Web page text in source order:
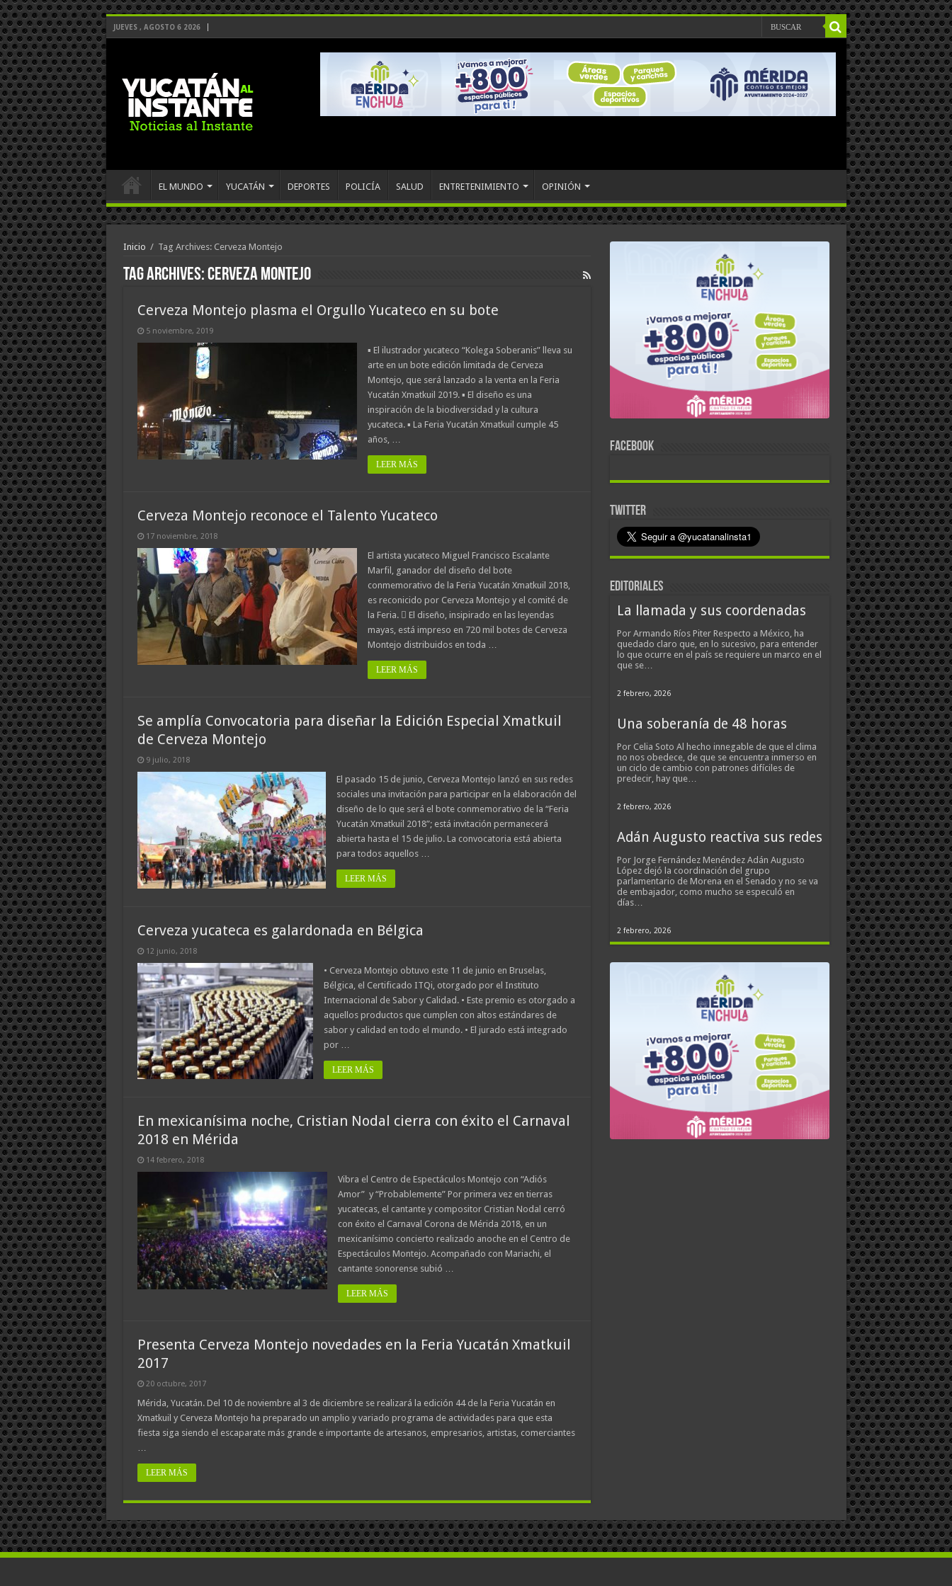
JUEVES , AGOSTO 6 2026
EL MUNDO YUCATÁN DEPORTES POLICÍA SALUD ENTRETENIMIENTO OPINIÓN
Inicio / Tag Archives: Cerveza Montejo
Tag Archives:Cerveza Montejo
Cerveza Montejo plasma el Orgullo Yucateco en su bote
5 noviembre, 2019
▪ El ilustrador yucateco “Kolega Soberanis” lleva su
arte en un bote edición limitada de Cerveza
Montejo, que será lanzado a la venta en la Feria
Yucatán Xmatkuil 2019. ▪ El diseño es una
inspiración de la biodiversidad y la cultura
yucateca. ▪ La Feria Yucatán Xmatkuil cumple 45
años, …
LEER MÁS
Cerveza Montejo reconoce el Talento Yucateco
17 noviembre, 2018
El artista yucateco Miguel Francisco Escalante
Marfil, ganador del diseño del bote
conmemorativo de la Feria Yucatán Xmatkuil 2018,
es reconicido por Cerveza Montejo y el comité de
la Feria.  El diseño, insipirado en las leyendas
mayas, está impreso en 720 mil botes de Cerveza
Montejo distribuidos en toda …
LEER MÁS
Se amplía Convocatoria para diseñar la Edición Especial Xmatkuil
de Cerveza Montejo
9 julio, 2018
El pasado 15 de junio, Cerveza Montejo lanzó en sus redes
sociales una invitación para participar en la elaboración del
diseño de lo que será el bote conmemorativo de la “Feria
Yucatán Xmatkuil 2018”; está invitación permanecerá
abierta hasta el 15 de julio. La convocatoria está abierta
para todos aquellos …
LEER MÁS
Cerveza yucateca es galardonada en Bélgica
12 junio, 2018
• Cerveza Montejo obtuvo este 11 de junio en Bruselas,
Bélgica, el Certificado ITQi, otorgado por el Instituto
Internacional de Sabor y Calidad. • Este premio es otorgado a
aquellos productos que cumplen con altos estándares de
sabor y calidad en todo el mundo. • El jurado está integrado
por …
LEER MÁS
En mexicanísima noche, Cristian Nodal cierra con éxito el Carnaval
2018 en Mérida
14 febrero, 2018
Vibra el Centro de Espectáculos Montejo con “Adiós
Amor” y “Probablemente” Por primera vez en tierras
yucatecas, el cantante y compositor Cristian Nodal cerró
con éxito el Carnaval Corona de Mérida 2018, en un
mexicanísimo concierto realizado anoche en el Centro de
Espectáculos Montejo. Acompañado con Mariachi, el
cantante sonorense subió …
LEER MÁS
Presenta Cerveza Montejo novedades en la Feria Yucatán Xmatkuil
2017
20 octubre, 2017
Mérida, Yucatán. Del 10 de noviembre al 3 de diciembre se realizará la edición 44 de la Feria Yucatán en
Xmatkuil y Cerveza Montejo ha preparado un amplio y variado programa de actividades para que esta
fiesta siga siendo el escaparate más grande e importante de artesanos, empresarios, artistas, comerciantes
…
LEER MÁS
FACEBOOK
TWITTER
EDITORIALES
La llamada y sus coordenadas
Por Armando Ríos Piter Respecto a México, ha
quedado claro que, en lo sucesivo, para entender
lo que ocurre en el país se requiere un marco en el
que se…
2 febrero, 2026
Una soberanía de 48 horas
Por Celia Soto Al hecho innegable de que el clima
no nos obedece, de que se encuentra inmerso en
un ciclo de cambio con patrones difíciles de
predecir, hay que…
2 febrero, 2026
Adán Augusto reactiva sus redes
Por Jorge Fernández Menéndez Adán Augusto
López dejó la coordinación del grupo
parlamentario de Morena en el Senado y no se va
de embajador, como mucho se especuló en
días…
2 febrero, 2026